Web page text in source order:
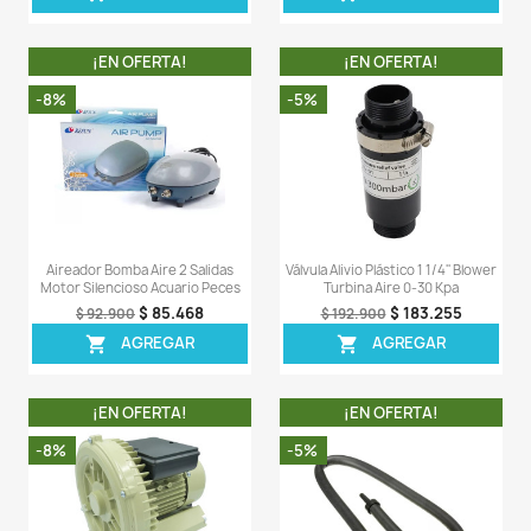
Sea el primero en escribir una reseña
OTROS PRODUCTOS DE LA
CATEGORIA
¡EN OFERTA!
-8%
¡EN
-8%